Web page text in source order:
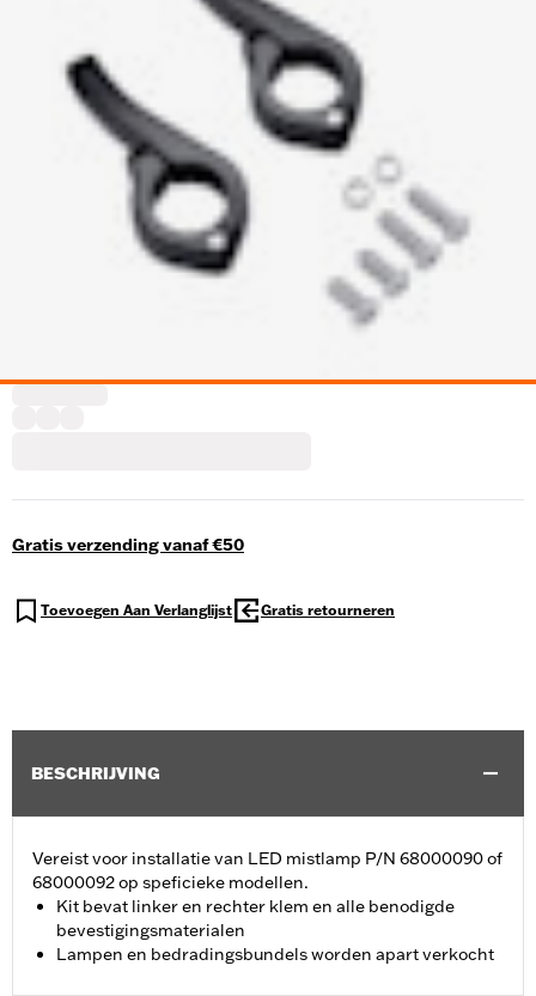
Gratis verzending vanaf €50
Toevoegen Aan Verlanglijst Gratis retourneren
BESCHRIJVING
Vereist voor installatie van LED mistlamp P/N 68000090 of
68000092 op speficieke modellen.
Kit bevat linker en rechter klem en alle benodigde
bevestigingsmaterialen
Lampen en bedradingsbundels worden apart verkocht